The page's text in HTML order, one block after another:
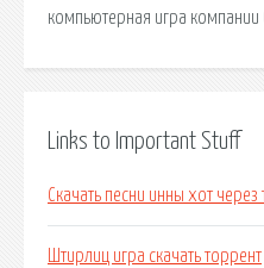
компьютерная игра
Links to Important Stuff
Скачать песни инны хот через
Штирлиц игра скачать торрент